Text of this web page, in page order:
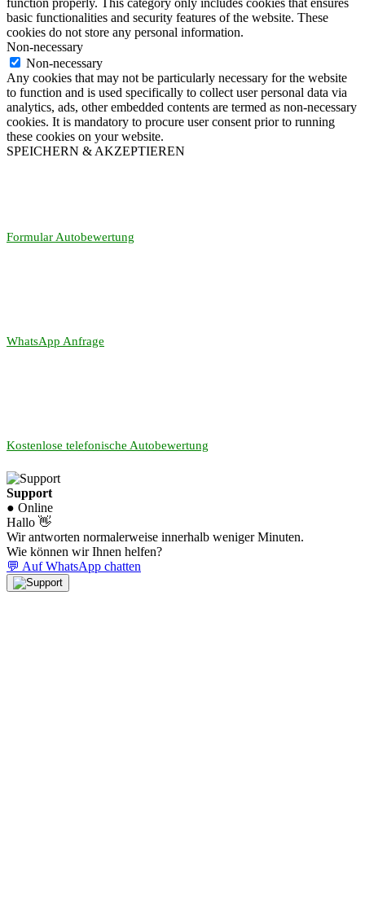
function properly. This category only includes cookies that ensures
basic functionalities and security features of the website. These
cookies do not store any personal information.
Non-necessary
Non-necessary
Any cookies that may not be particularly necessary for the website
to function and is used specifically to collect user personal data via
analytics, ads, other embedded contents are termed as non-necessary
cookies. It is mandatory to procure user consent prior to running
these cookies on your website.
SPEICHERN & AKZEPTIEREN
Formular Autobewertung
WhatsApp Anfrage
Kostenlose telefonische Autobewertung
Support
● Online
Hallo 👋
Wir antworten normalerweise innerhalb weniger Minuten.
Wie können wir Ihnen helfen?
💬 Auf WhatsApp chatten